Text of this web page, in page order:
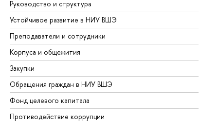
Руководство и структура
Устойчивое развитие в НИУ ВШЭ
Преподаватели и сотрудники
Корпуса и общежития
Закупки
Обращения граждан в НИУ ВШЭ
Фонд целевого капитала
Противодействие коррупции